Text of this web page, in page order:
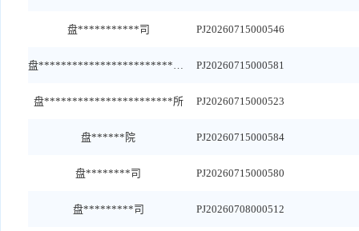
盘***********司 PJ20260715000546
盘**************************所 PJ20260715000581
盘***********************所 PJ20260715000523
盘******院 PJ20260715000584
盘********司 PJ20260715000580
盘*********司 PJ20260708000512